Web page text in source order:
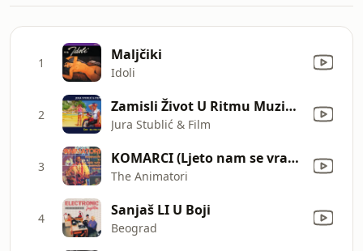
1 Maljčiki
Idoli
2 Zamisli Život U Ritmu Muzike Za Ples
Jura Stublić & Film
3 KOMARCI (Ljeto nam se vratilo)(prvi dio)
The Animatori
4 Sanjaš LI U Boji
Beograd